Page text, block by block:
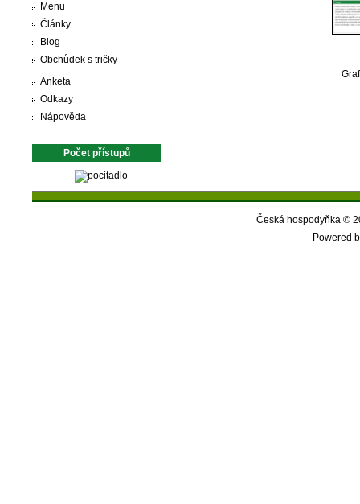
Menu
Články
Blog
Obchůdek s tričky
Anketa
Odkazy
Nápověda
Počet přístupů
Česká hospodyňka ©
Powered